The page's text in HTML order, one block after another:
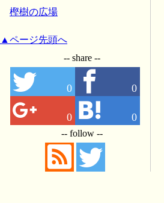
樫樹の広場
▲ページ先頭へ
-- share --
0 0
0 0
-- follow --